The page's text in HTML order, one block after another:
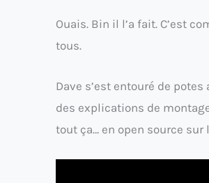
Ouais. Bin il l’a fait. C’est
tous.
Dave s’est entouré de
des explications de
tout ça… en open source sur